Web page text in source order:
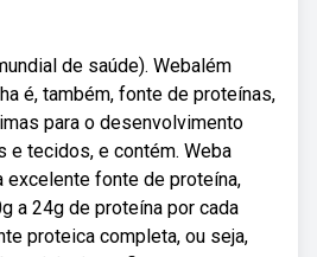
de saúde). Webalém
é, também, fonte de proteínas,
para o desenvolvimento
e tecidos, e contém. Weba
excelente fonte de proteína,
a 24g de proteína por cada
proteica completa, ou seja,